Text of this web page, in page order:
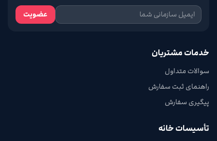
عضویت
خدمات مشتریان
سوالات متداول
راهنمای ثبت سفارش
پیگیری سفارش
تأسیسات خانه